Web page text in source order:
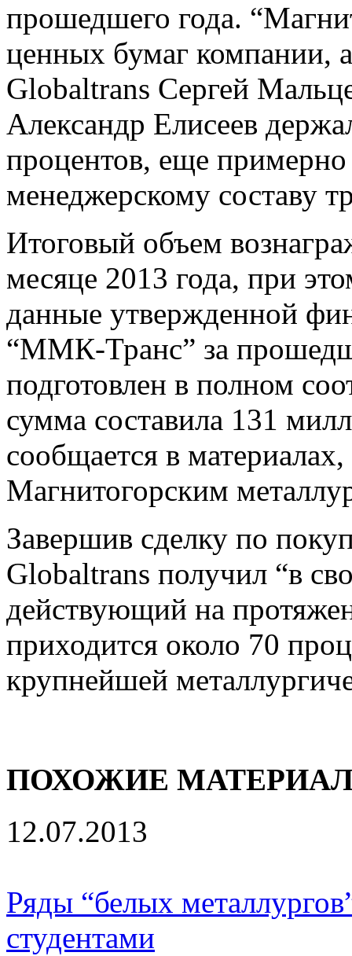
прошедшего года.
ценных бумаг компании,
Globaltrans Сергей
Александр Елисеев
процентов, еще
менеджерскому составу
Итоговый объем
месяце 2013 года, при
данные утвержденной
“ММК-Транс” за
подготовлен в полном
сумма составила 131
сообщается в
Магнитогорским
Завершив сделку по
Globaltrans получил “в
действующий на
приходится около 70
крупнейшей
ПОХОЖИЕ
12.07.2013
Ряды “белых
студентами